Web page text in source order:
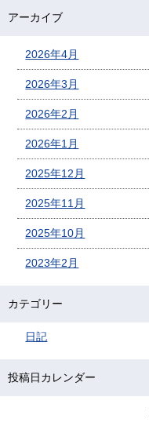
アーカイブ
2026年4月
2026年3月
2026年2月
2026年1月
2025年12月
2025年11月
2025年10月
2023年2月
カテゴリー
日記
投稿日カレンダー